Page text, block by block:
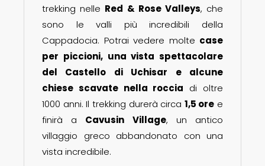
trekking nelle Red & Rose Valleys, che
sono le valli più incredibili della
Cappadocia. Potrai vedere molte case
per piccioni, una vista spettacolare
del Castello di Uchisar e alcune
chiese scavate nella roccia di oltre
1000 anni. Il trekking durerà circa 1,5 ore e
finirà a Cavusin Village, un antico
villaggio greco abbandonato con una
vista incredibile.